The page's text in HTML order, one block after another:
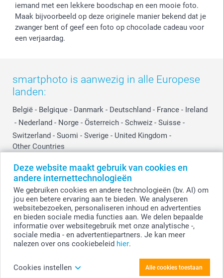
Deze website maakt gebruik van cookies en
andere internettechnologieën
We gebruiken cookies en andere technologieën (bv. AI) om
jou een betere ervaring aan te bieden. We analyseren
websitebezoeken, personaliseren inhoud en advertenties
en bieden sociale media functies aan. We delen bepaalde
informatie over websitegebruik met onze analytische -,
sociale media - en advertentiepartners. Je kan meer
nalezen over ons cookiebeleid hier.
Cookies instellen Alle cookies toestaan
Personaliseer je Chocolade Vierkant 16 stukjes
Investor Relations
Partnerships
Influencer partnerprogramma
iemand met een lekkere boodschap en een mooie foto.
Maak bijvoorbeeld op deze originele manier bekend dat je
zwanger bent of geef een foto op chocolade cadeau voor
een verjaardag.
smartphoto is aanwezig in alle Europese
landen:
België - Belgique - Danmark - Deutschland - France - Ireland
- Nederland - Norge - Österreich - Schweiz - Suisse -
Switzerland - Suomi - Sverige - United Kingdom -
Other Countries
© smartphoto group. Alle rechten voorbehouden.Disclaimer
Alle prijzen zijn in EURO (€) inclusief BTW en exclusief verzendkosten.